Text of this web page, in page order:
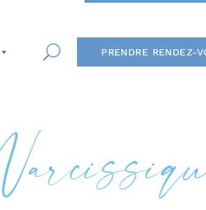
PRENDRE RENDEZ-